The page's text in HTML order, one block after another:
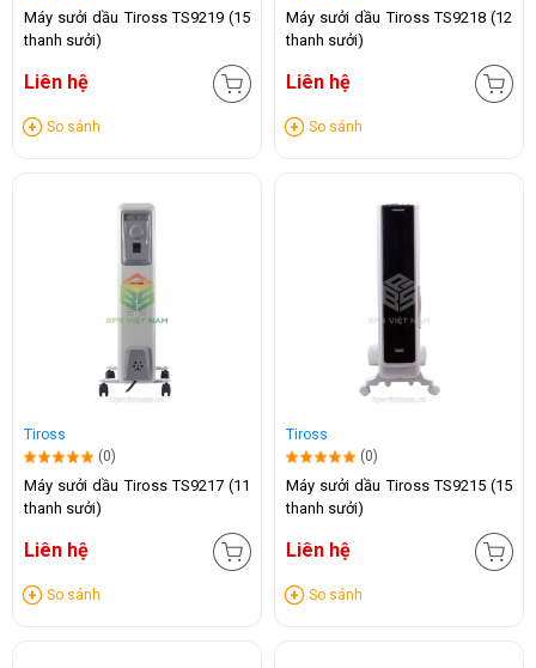
Máy sưởi dầu Tiross TS9219 (15
thanh sưởi)
Liên hệ
So sánh
Máy sưởi dầu Tiross TS9218 (12
thanh sưởi)
Liên hệ
So sánh
Tiross
(0)
Máy sưởi dầu Tiross TS9217 (11
thanh sưởi)
Liên hệ
So sánh
Tiross
(0)
Máy sưởi dầu Tiross TS9215 (15
thanh sưởi)
Liên hệ
So sánh